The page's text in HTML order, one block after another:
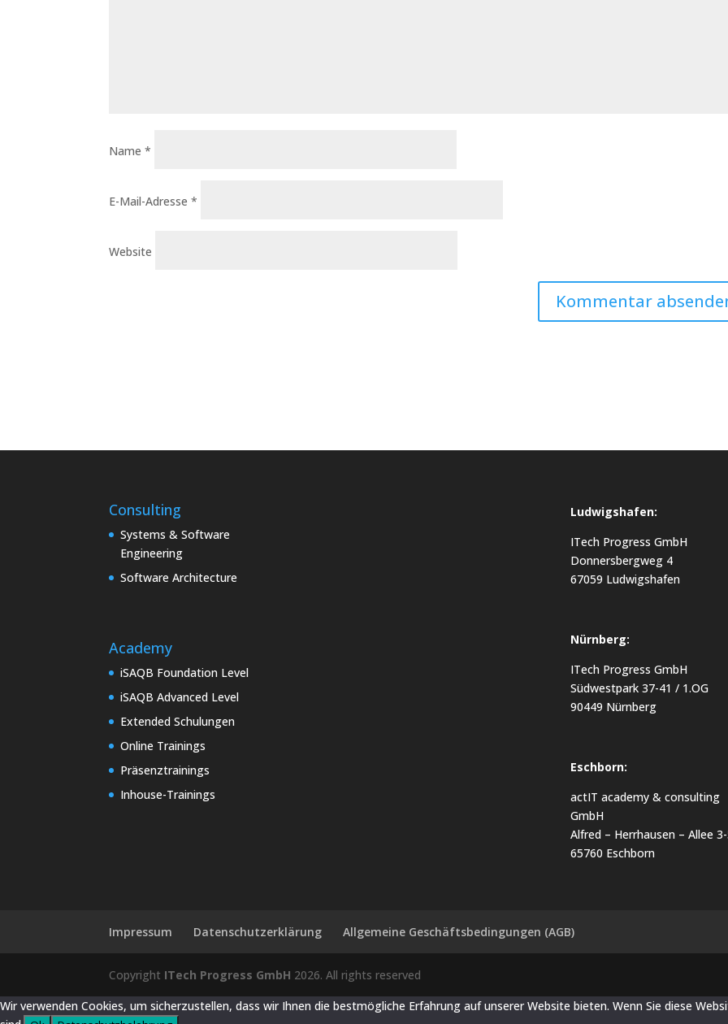
Name*
E-Mail-Adresse*
Website
Consulting
Systems & Software
Engineering
Software Architecture
Academy
iSAQB Foundation Level
iSAQB Advanced Level
Extended Schulungen
Online Trainings
Präsenztrainings
Inhouse-Trainings
Ludwigshafen:
ITech Progress GmbH
Donnersbergweg 4
67059 Ludwigshafen
Nürnberg:
ITech Progress GmbH
Südwestpark 37-41 / 1.OG
90449 Nürnberg
Eschborn:
actIT academy & consulting
GmbH
Alfred – Herrhausen – Allee
65760 Eschborn
Impressum Datenschutzerklärung Allgemeine Geschäftsbedingungen (AGB)
Copyright ITech Progress GmbH 2026. All rights reserved
Wir verwenden Cookies, um sicherzustellen, dass wir Ihnen die bestmögliche Erfahrung auf unserer Website bieten. Wenn Sie diese